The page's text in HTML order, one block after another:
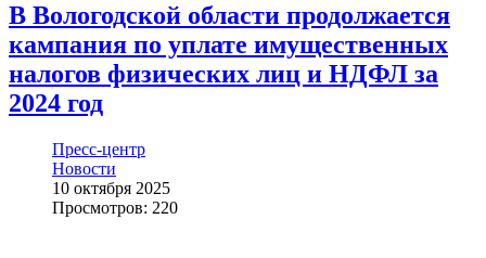
В Вологодской области продолжается
кампания по уплате имущественных
налогов физических лиц и НДФЛ за
2024 год
Пресс-центр
Новости
10 октября 2025
Просмотров: 220